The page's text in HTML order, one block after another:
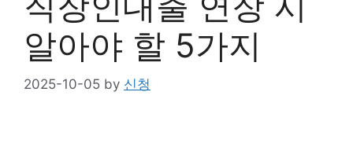
알아야 할 5가지
2025-10-05 by 신청